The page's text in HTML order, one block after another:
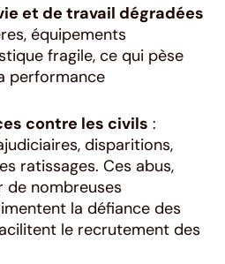
et de travail dégradées
équipements
fragile, ce qui pèse
performance
contre les civils :
disparitions,
ratissages. Ces abus,
de nombreuses
la défiance des
le recrutement des